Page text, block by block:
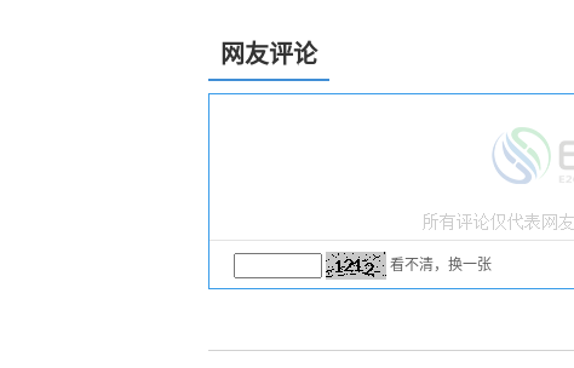
网友评论
看不清，换一张